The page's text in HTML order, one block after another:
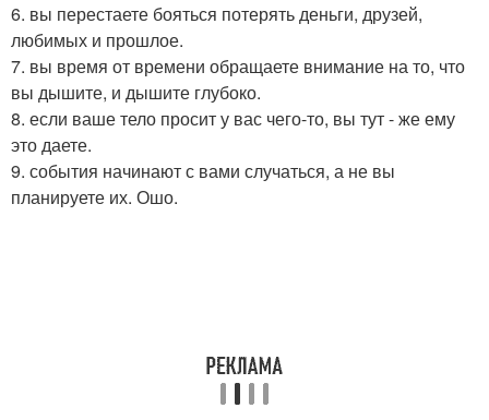
6. вы перестаете бояться потерять деньги, друзей,
любимых и прошлое.
7. вы время от времени обращаете внимание на то, что
вы дышите, и дышите глубоко.
8. если ваше тело просит у вас чего-то, вы тут - же ему
это даете.
9. события начинают с вами случаться, а не вы
планируете их. Ошо.